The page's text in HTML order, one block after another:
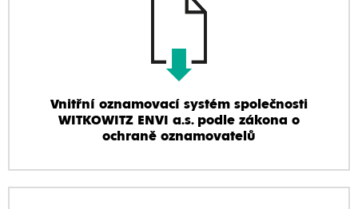
Vnitřní oznamovací systém společnosti
WITKOWITZ ENVI a.s. podle zákona o
ochraně oznamovatelů